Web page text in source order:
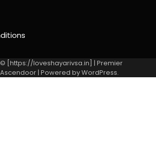
[https://loveshayarivsa.in] | Premier
Ascendoor| Powered byWordPress.